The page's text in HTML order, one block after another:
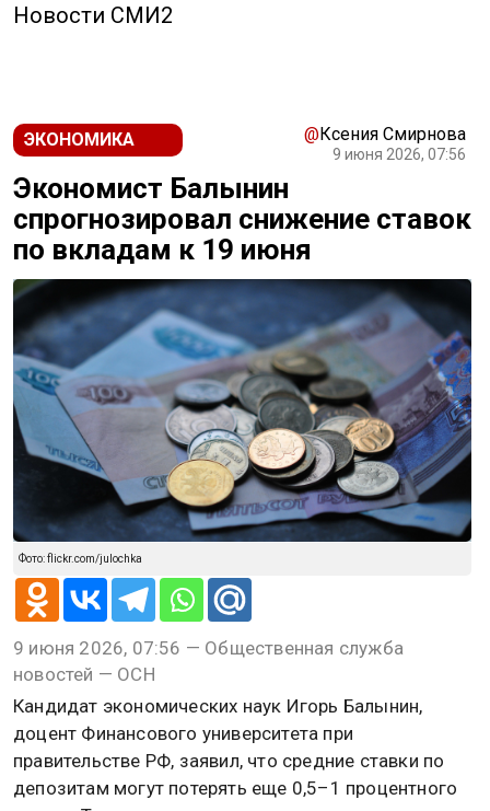
Новости СМИ2
ЭКОНОМИКА @Ксения Смирнова
9 июня 2026, 07:56
Экономист Балынин
спрогнозировал снижение ставок
по вкладам к 19 июня
Фото: flickr.com/julochka
9 июня 2026, 07:56 — Общественная служба
новостей — ОСН
Кандидат экономических наук Игорь Балынин,
доцент Финансового университета при
правительстве РФ, заявил, что средние ставки по
депозитам могут потерять еще 0,5–1 процентного